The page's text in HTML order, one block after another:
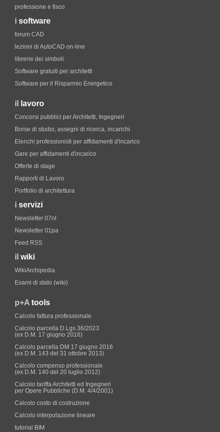
professione e fisco
i software
forum CAD
lezioni di AutoCAD on-line
librerie dei simboli
Software gratuiti per architetti
Software per il Risparmio Energetico
il lavoro
Concorsi pubblici per Architetti, Ingegneri
Borse di studio, assegni di ricerca, incarichi
Elenchi professionisti per affidamenti d'incarico
Gare per affidamenti d'incarico
Offerte di stage
Rapporti di Lavoro
Portfolio di architettura
i servizi
Newsletter 07nl
Newsletter 01pa
Feed RSS
il wiki
WikiArchipedia
Esami di stato (wiki)
p+A tools
Calcolo fattura professionale
Calcolo parcella D.Lgs.36/2023
(ex D.M. 17 giugno 2016)
Calcolo parcella DM 17 giugno 2016
(ex D.M. 143 del 31 ottobre 2013)
Calcolo compenso professionale
(ex D.M. 140 del 20 luglio 2012)
Calcolo tariffa Architetti ed Ingegneri
per Opere Pubbliche (D.M. 4/4/2001)
Calcolo costo di costruzione
Calcolo interpolazione lineare
tutorial BIM